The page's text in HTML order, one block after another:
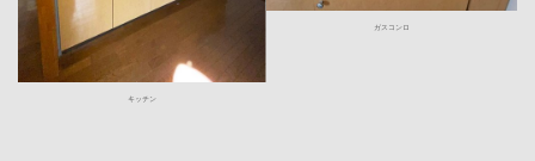
キッチン
ガスコンロ